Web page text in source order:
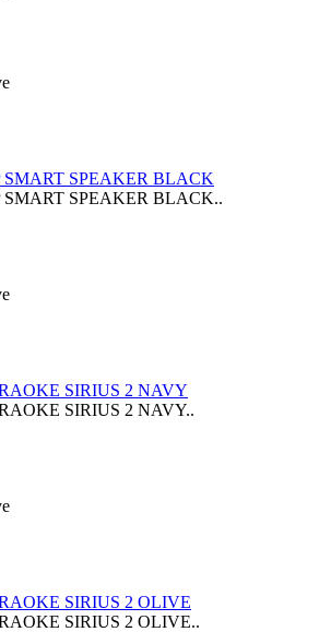
SMART SPEAKER BLACK
SPEAKER BLACK..
SIRIUS 2 NAVY
SIRIUS 2 NAVY..
SIRIUS 2 OLIVE
SIRIUS 2 OLIVE..